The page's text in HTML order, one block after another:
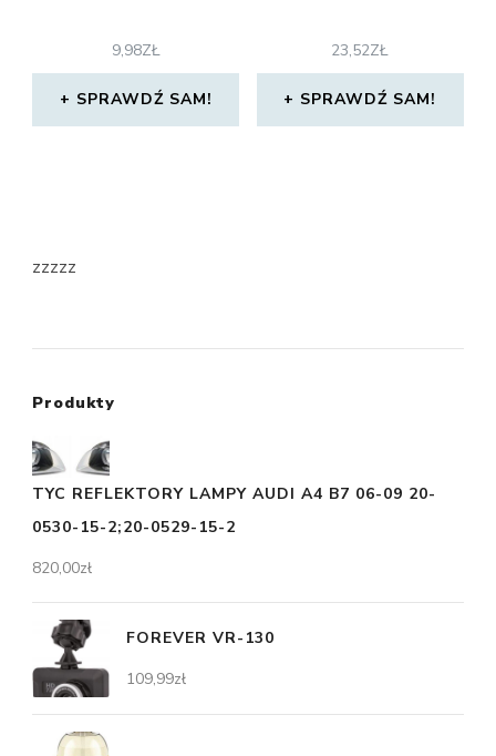
9,98ZŁ
SPRAWDŹ SAM!
23,52ZŁ
SPRAWDŹ SAM!
zzzzz
Produkty
TYC REFLEKTORY LAMPY AUDI A4 B7 06-09 20-
0530-15-2;20-0529-15-2
820,00zł
FOREVER VR-130
109,99zł